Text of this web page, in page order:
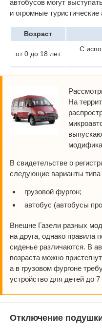
автобусов могут
и огромные
Возраст
от 0 до 18 лет
С
На
В свидетельстве о
следующие варианты
грузовой фургон;
автобус (автобусы
Внешне Газели разных
на друга, однако правила
сиденье различаются. В
возраста можно
а в грузовом фургоне
устройство для детей до 7
Отключение